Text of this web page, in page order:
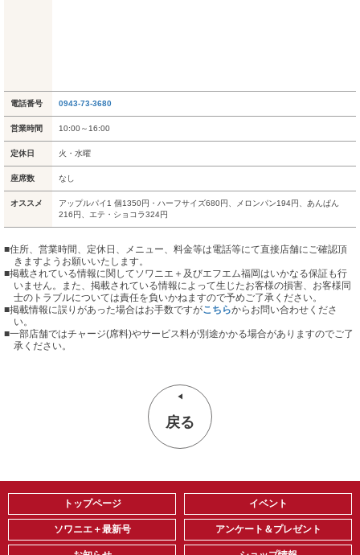
電話番号 0943-73-3680
営業時間 10:00～16:00
定休日 火・水曜
座席数 なし
オススメ
アップルパイ1 個1350円・ハーフサイズ680円、メロンパン194円、あんぱん
216円、エテ・ショコラ324円
■住所、営業時間、定休日、メニュー、料金等は電話等にて直接店舗にご確認頂
きますようお願いいたします。
■掲載されている情報に関してソワニエ＋及びエフエム福岡はいかなる保証も行
いません。また、掲載されている情報によって生じたお客様の損害、お客様同
士のトラブルについては責任を負いかねますので予めご了承ください。
■掲載情報に誤りがあった場合はお手数ですがこちらからお問い合わせくださ
い。
■一部店舗ではチャージ(席料)やサービス料が別途かかる場合がありますのでご了
承ください。
戻る
トップページ
ソワニエ＋最新号
イベント
アンケート＆プレゼント